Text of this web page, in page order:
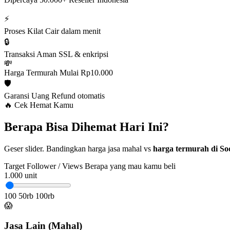
⚡
Proses Kilat Cair dalam menit
🔒
Transaksi Aman SSL & enkripsi
💸
Harga Termurah Mulai Rp10.000
🛡️
Garansi Uang Refund otomatis
🔥 Cek Hemat Kamu
Berapa Bisa Dihemat Hari Ini?
Geser slider. Bandingkan harga jasa mahal vs harga termurah di
Target Follower / Views Berapa yang mau kamu beli
1.000 unit
100 50rb 100rb
😱
Jasa Lain (Mahal)